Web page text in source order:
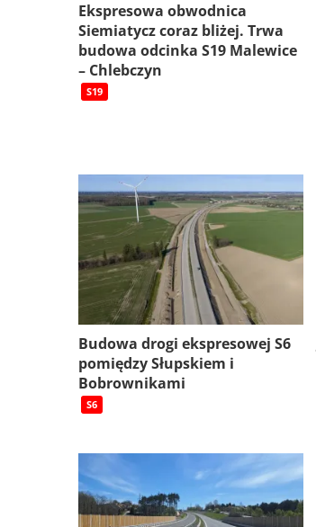
Ekspresowa obwodnica
Siemiatycz coraz bliżej. Trwa
budowa odcinka S19 Malewice
– Chlebczyn
S19
Budowa drogi ekspresowej S6
pomiędzy Słupskiem i
Bobrownikami
S6